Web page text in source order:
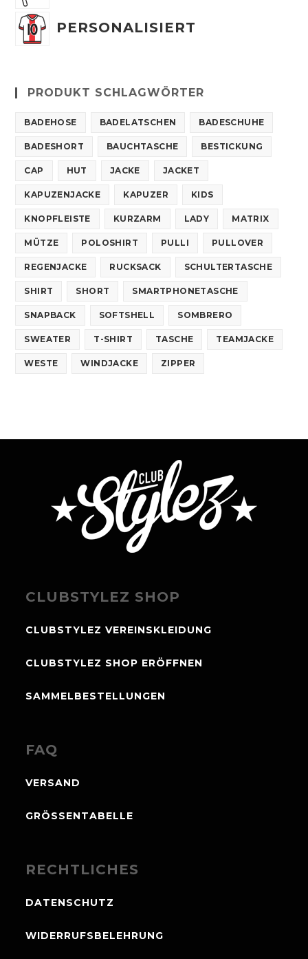
PERSONALISIERT
PRODUKT SCHLAGWÖRTER
BADEHOSE BADELATSCHEN BADESCHUHE
BADESHORT BAUCHTASCHE BESTICKUNG
CAP HUT JACKE JACKET
KAPUZENJACKE KAPUZER KIDS
KNOPFLEISTE KURZARM LADY MATRIX
MÜTZE POLOSHIRT PULLI PULLOVER
REGENJACKE RUCKSACK SCHULTERTASCHE
SHIRT SHORT SMARTPHONETASCHE
SNAPBACK SOFTSHELL SOMBRERO
SWEATER T-SHIRT TASCHE TEAMJACKE
WESTE WINDJACKE ZIPPER
CLUBSTYLEZ SHOP
CLUBSTYLEZ VEREINSKLEIDUNG
CLUBSTYLEZ SHOP ERÖFFNEN
SAMMELBESTELLUNGEN
FAQ
VERSAND
GRÖSSENTABELLE
RECHTLICHES
DATENSCHUTZ
WIDERRUFSBELEHRUNG